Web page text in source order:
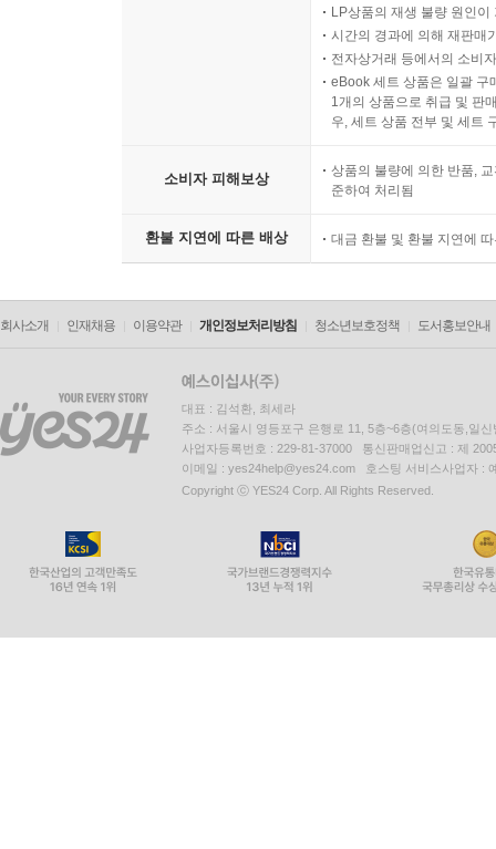
LP상품의 재생 불량 원인
시간의 경과에 의해 재판매
전자상거래 등에서의 소비
eBook 세트 상품은 일괄 구
1개의 상품으로 취급 및 판
우, 세트 상품 전부 및 세트
소비자 피해보상
상품의 불량에 의한 반품,
준하여 처리됨
환불 지연에 따른 배상 대금 환불 및 환불 지연에
회사소개 인재채용 이용약관 개인정보처리방침 청소년보호정책 도서홍보안내
대표 : 김석환, 최세라
주소 : 서울시 영등포구 은행로 11, 5층~6층(여의도동,일신
사업자등록번호 : 229-81-37000 통신판매업신고 : 제
이메일 : yes24help@yes24.com 호스팅 서비스사업자 :
Copyright ⓒ YES24 Corp. All Rights Reserved.